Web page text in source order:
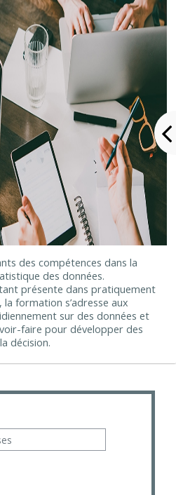
des compétences dans la
des données.
présente dans pratiquement
formation s’adresse aux
sur des données et
faire pour développer des
décision.